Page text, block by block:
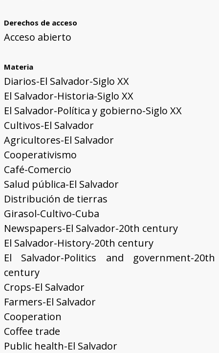
Derechos de acceso
Acceso abierto
Materia
Diarios-El Salvador-Siglo XX
El Salvador-Historia-Siglo XX
El Salvador-Política y gobierno-Siglo XX
Cultivos-El Salvador
Agricultores-El Salvador
Cooperativismo
Café-Comercio
Salud pública-El Salvador
Distribución de tierras
Girasol-Cultivo-Cuba
Newspapers-El Salvador-20th century
El Salvador-History-20th century
El Salvador-Politics and government-20th
century
Crops-El Salvador
Farmers-El Salvador
Cooperation
Coffee trade
Public health-El Salvador